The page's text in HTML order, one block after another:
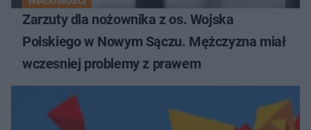
Zarzuty dla nożownika z os. Wojska
Polskiego w Nowym Sączu. Mężczyzna miał
wczesniej problemy z prawem